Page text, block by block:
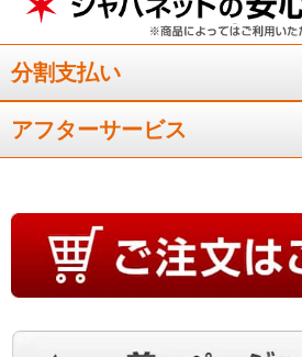
分割支払い
アフターサービス